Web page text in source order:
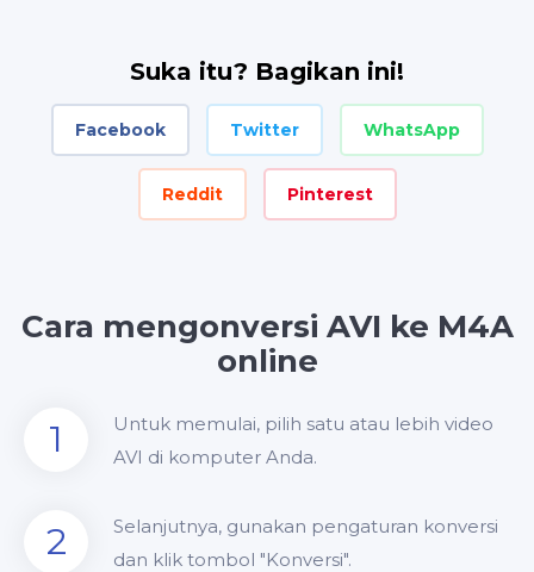
Suka itu? Bagikan ini!
Facebook Twitter WhatsApp
Reddit Pinterest
Cara mengonversi AVI ke M4A
online
1
Untuk memulai, pilih satu atau lebih video
AVI di komputer Anda.
2
Selanjutnya, gunakan pengaturan konversi
dan klik tombol "Konversi".